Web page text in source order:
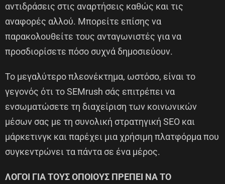
αντιδράσεις στις αναρτήσεις καθώς και τις
αναφορές αλλού. Μπορείτε επίσης να
παρακολουθείτε τους ανταγωνιστές για να
προσδιορίσετε πόσο συχνά δημοσιεύουν.
Το μεγαλύτερο πλεονέκτημα, ωστόσο, είναι το
γεγονός ότι το SEMrush σάς επιτρέπει να
ενσωματώσετε τη διαχείριση των κοινωνικών
μέσων σας με τη συνολική στρατηγική SEO και
μάρκετινγκ και παρέχει μια χρήσιμη πλατφόρμα που
συγκεντρώνει τα πάντα σε ένα μέρος.
ΛΟΓΟΙ ΓΙΑ ΤΟΥΣ ΟΠΟΙΟΥΣ ΠΡΕΠΕΙ ΝΑ ΤΟ